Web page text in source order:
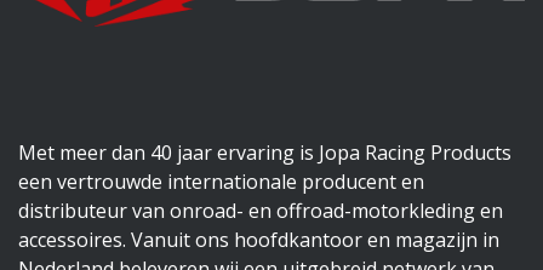
Met meer dan 40 jaar ervaring is Jopa Racing Products
een vertrouwde internationale producent en
distributeur van onroad- en offroad-motorkleding en
accessoires. Vanuit ons hoofdkantoor en magazijn in